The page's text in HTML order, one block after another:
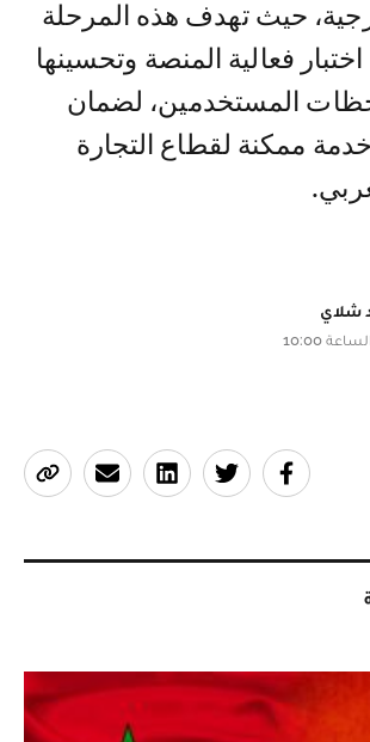
حيث تهدف هذه المرحلة
اختبار فعالية المنصة وتحسينها
المستخدمين، لضمان
ممكنة لقطاع التجارة
شلاي